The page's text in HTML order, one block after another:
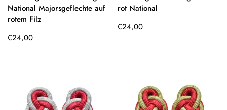
National Majorsgeflechte auf
rotem Filz
Regulärer
€24,00
rot National
Regulärer
€24,00